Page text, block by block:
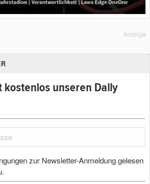
Anzeige
unseren Daily
zur Newsletter-Anmeldung gelesen